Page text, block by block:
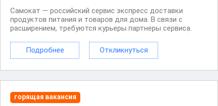
Самокат — российский сервис экспресс доставки
продуктов питания и товаров для дома. В связи с
расширением, требуются курьеры партнеры сервиса.
Доставлять заказы можно на велосипеде, автомобиле
или пешком. Условия: Прозрачный доход без штрафов.
Страховка на время доставок. Зона ожидания...
Подробнее Откликнуться
горящая вакансия